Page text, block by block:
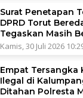
Surat Penetapan
DPRD Torut
Tegaskan Masih
Kamis, 30 Juli 2026
Empat Tersangka
Ilegal di
Ditahan Polresta